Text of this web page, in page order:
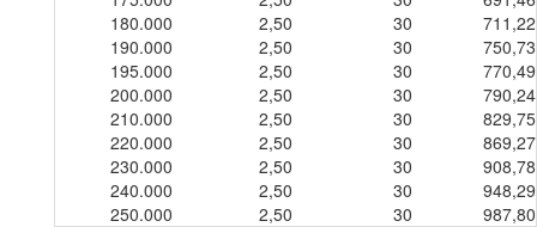
180.000
2,50 30
711,22
190.000
2,50 30
750,73
195.000
2,50 30
770,49
200.000
2,50 30
790,24
210.000
2,50 30
829,75
220.000
2,50 30
869,27
230.000
2,50 30
908,78
240.000
2,50 30
948,29
250.000
2,50 30 987,80